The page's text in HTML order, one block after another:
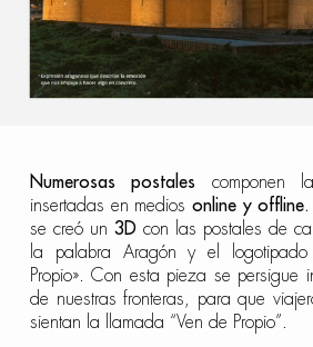
Numerosas postales componen
insertadas en mediosonline y offline.
se creó un 3Dcon las postales de
la palabra Aragón y el
Propio». Con esta pieza se persigue
de nuestras fronteras, para que
sientan la llamada “Ven de Propio”.